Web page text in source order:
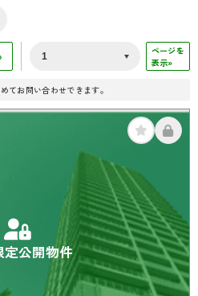
ページを
表示»
てお問い合わせできます。
定公開物件